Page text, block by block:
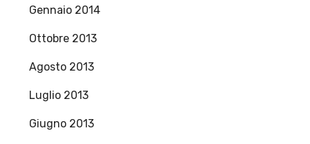
Gennaio 2014
Ottobre 2013
Agosto 2013
Luglio 2013
Giugno 2013